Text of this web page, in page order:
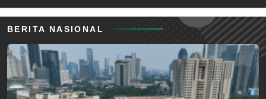
BERITA NASIONAL